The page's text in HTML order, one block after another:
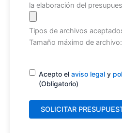
la elaboración del
Tipos de archivos
Tamaño máximo de
Consentimiento(Obligatorio)
Acepto el aviso legal y
(Obligatorio)